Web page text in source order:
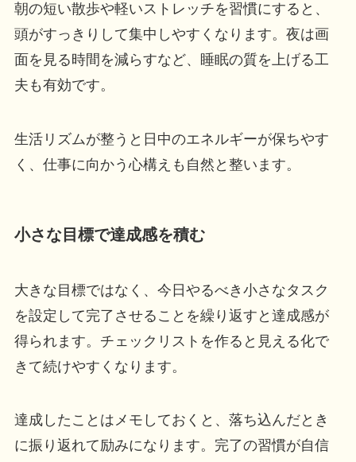
朝の短い散歩や軽いストレッチを習慣にすると、
頭がすっきりして集中しやすくなります。夜は画
面を見る時間を減らすなど、睡眠の質を上げる工
夫も有効です。
生活リズムが整うと日中のエネルギーが保ちやす
く、仕事に向かう心構えも自然と整います。
小さな目標で達成感を積む
大きな目標ではなく、今日やるべき小さなタスク
を設定して完了させることを繰り返すと達成感が
得られます。チェックリストを作ると見える化で
きて続けやすくなります。
達成したことはメモしておくと、落ち込んだとき
に振り返れて励みになります。完了の習慣が自信